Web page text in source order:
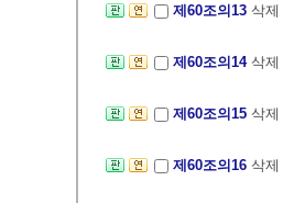
제60조의13 삭제
제60조의14 삭제
제60조의15 삭제
제60조의16 삭제